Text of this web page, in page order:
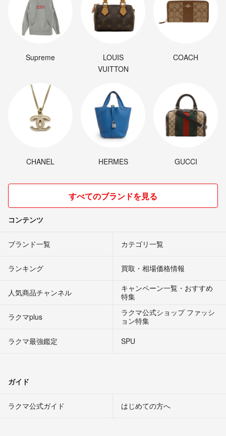
Supreme
LOUIS
VUITTON
COACH
CHANEL HERMES GUCCI
すべてのブランドを見る
コンテンツ
ブランド一覧 カテゴリ一覧
ランキング 買取・相場価格情報
人気商品チャンネル
キャンペーン一覧・おすすめ
特集
ラクマplus
ラクマ公式ショップ ファッシ
ョン特集
ラクマ最強鑑定
SPU
ガイド
ラクマ公式ガイド はじめての方へ